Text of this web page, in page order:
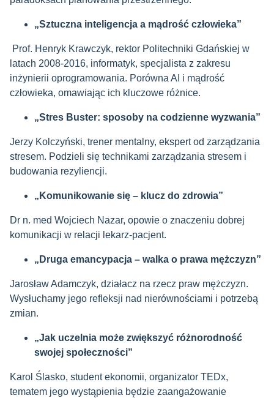
„Sztuczna inteligencja a mądrość człowieka”
Prof. Henryk Krawczyk, rektor Politechniki Gdańskiej w
latach 2008-2016, informatyk, specjalista z zakresu
inżynierii oprogramowania. Porówna AI i mądrość
człowieka, omawiając ich kluczowe różnice.
„Stres Buster: sposoby na codzienne wyzwania”
Jerzy Kolczyński, trener mentalny, ekspert od zarządzania
stresem. Podzieli się technikami zarządzania stresem i
budowania rezyliencji.
„Komunikowanie się – klucz do zdrowia”
Dr n. med Wojciech Nazar, opowie o znaczeniu dobrej
komunikacji w relacji lekarz-pacjent.
„Druga emancypacja – walka o prawa mężczyzn”
Jarosław Adamczyk, działacz na rzecz praw mężczyzn.
Wysłuchamy jego refleksji nad nierównościami i potrzebą
zmian.
„Jak uczelnia może zwiększyć różnorodność
swojej społeczności”
Karol Ślasko, student ekonomii, organizator TEDx,
tematem jego wystąpienia będzie zaangażowanie